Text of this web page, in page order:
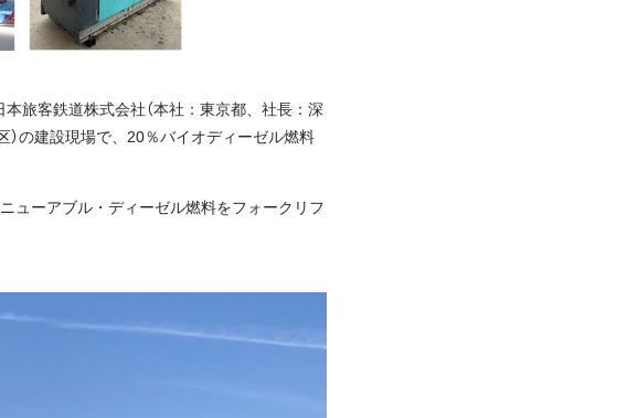
旅客鉄道株式会社（本社：東京都、社長：深
）の建設現場で、20％バイオディーゼル燃料
ューアブル・ディーゼル燃料をフォークリフ